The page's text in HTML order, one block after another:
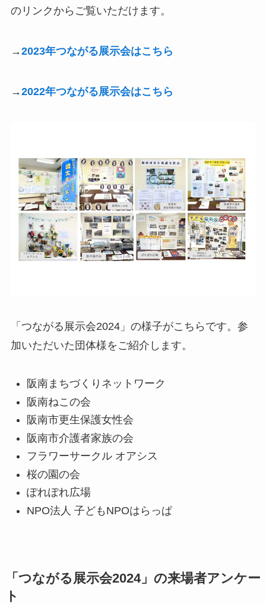
のリンクからご覧いただけます。
→2023年つながる展示会はこちら
→2022年つながる展示会はこちら
「つながる展示会2024」の様子がこちらです。参
加いただいた団体様をご紹介します。
阪南まちづくりネットワーク
阪南ねこの会
阪南市更生保護女性会
阪南市介護者家族の会
フラワーサークル オアシス
桜の園の会
ぽれぽれ広場
NPO法人 子どもNPOはらっぱ
「つながる展示会2024」の来場者アンケー
ト